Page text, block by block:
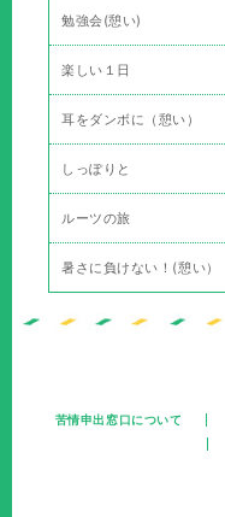
勉強会(憩い)
楽しい１日
耳をダンボに（憩い）
しっぽりと
ルーツの旅
暑さに負けない！(憩い）
苦情申出窓口について